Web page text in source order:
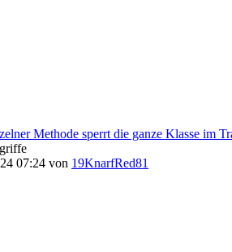
Methode sperrt die ganze Klasse im
07:24 von 19KnarfRed81